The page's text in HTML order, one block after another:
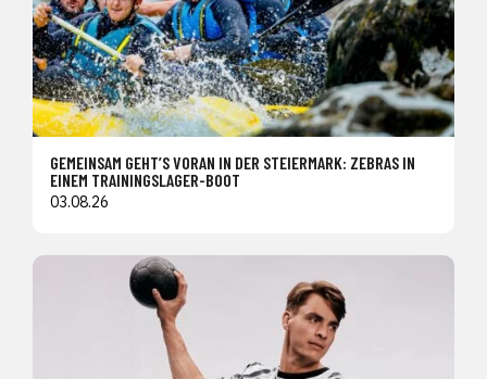
GEMEINSAM GEHT’S VORAN IN DER STEIERMARK: ZEBRAS IN
EINEM TRAININGSLAGER-BOOT
03.08.26